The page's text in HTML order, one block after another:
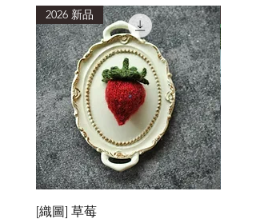
2026 新品
[織圖] 草莓